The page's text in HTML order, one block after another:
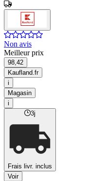
Non avis
Meilleur prix
98,42
Kaufland.fr
i
Magasin
i
3j
Frais livr. inclus
Voir